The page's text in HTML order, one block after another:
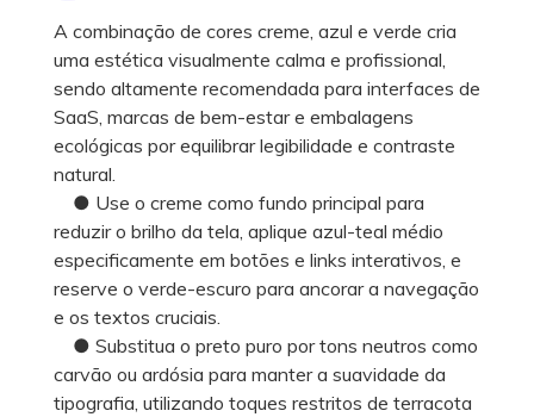
A combinação de cores creme, azul e verde cria
uma estética visualmente calma e profissional,
sendo altamente recomendada para interfaces de
SaaS, marcas de bem-estar e embalagens
ecológicas por equilibrar legibilidade e contraste
natural.
● Use o creme como fundo principal para
reduzir o brilho da tela, aplique azul-teal médio
especificamente em botões e links interativos, e
reserve o verde-escuro para ancorar a navegação
e os textos cruciais.
● Substitua o preto puro por tons neutros como
carvão ou ardósia para manter a suavidade da
tipografia, utilizando toques restritos de terracota